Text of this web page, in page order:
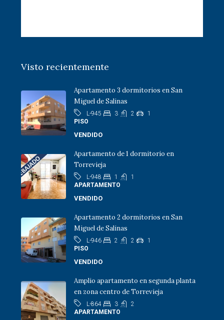
Visto recientemente
Apartamento 3 dormitorios en San
Miguel de Salinas
L-945 3 2
1
PISO
VENDIDO
Apartamento de 1 dormitorio en
Torrevieja
L-948 1
1
APARTAMENTO
VENDIDO
Apartamento 2 dormitorios en San
Miguel de Salinas
L-946 2 2
1
PISO
VENDIDO
Amplio apartamento en segunda planta
en zona centro de Torrevieja
L-864 3
2
APARTAMENTO